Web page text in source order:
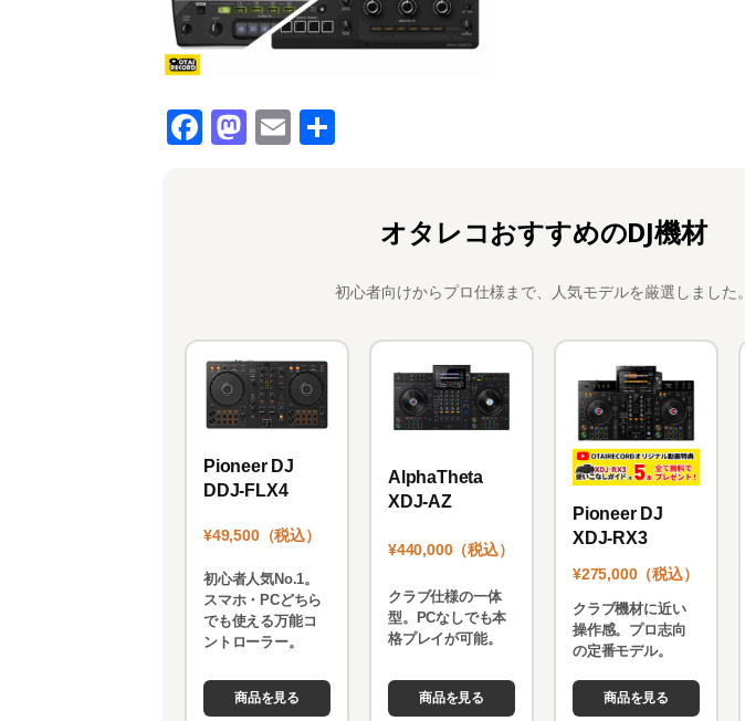
F
o
k
M
n
E
オタレコおすすめのDJ機材
初心者向けからプロ仕様まで、人気モデルを厳選しました。
Pioneer DJ
DDJ-FLX4
¥49,500（税込）
初心者人気No.1。
スマホ・PCどちら
でも使える万能コ
ントローラー。
商品を見る
AlphaTheta
XDJ-AZ
¥440,000（税込）
クラブ仕様の一体
型。PCなしでも本
格プレイが可能。
商品を見る
Pioneer DJ
XDJ-RX3
¥275,000（税込）
クラブ機材に近い
操作感。プロ志向
の定番モデル。
商品を見る